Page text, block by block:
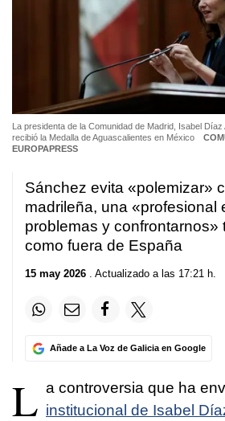
La presidenta de la Comunidad de Madrid, Isabel
recibió la Medalla de Aguascalientes en México
EUROPAPRESS
Sánchez evita «polemizar»
madrileña, una «profesional
problemas y confrontarnos»
como fuera de España
15 may 2026 . Actualizado a las 17:21 h.
Añade a La Voz de Galicia en Google
L a controversia que ha
institucional de Isabel